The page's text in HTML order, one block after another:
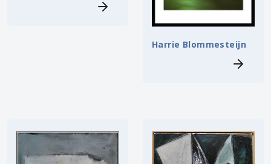
Harrie Blommesteijn